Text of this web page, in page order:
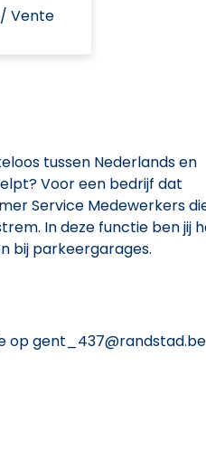
Vente
tussen Nederlands en
Voor een bedrijf dat
Service Medewerkers
In deze functie ben jij
bij parkeergarages.
op gent_437@randstad.be